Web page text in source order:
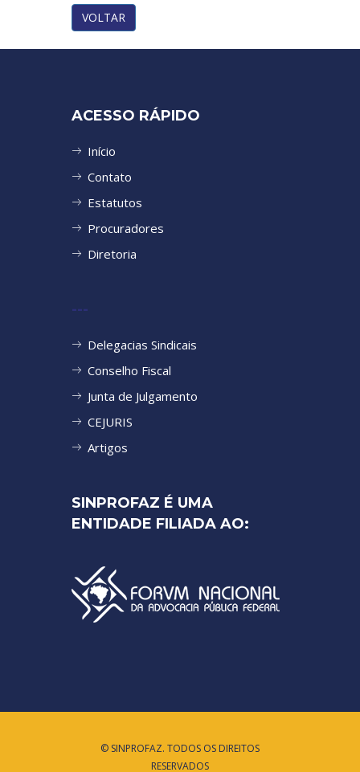
VOLTAR
ACESSO RÁPIDO
Início
Contato
Estatutos
Procuradores
Diretoria
---
Delegacias Sindicais
Conselho Fiscal
Junta de Julgamento
CEJURIS
Artigos
SINPROFAZ É UMA
ENTIDADE FILIADA AO:
© SINPROFAZ. TODOS OS DIREITOS
RESERVADOS